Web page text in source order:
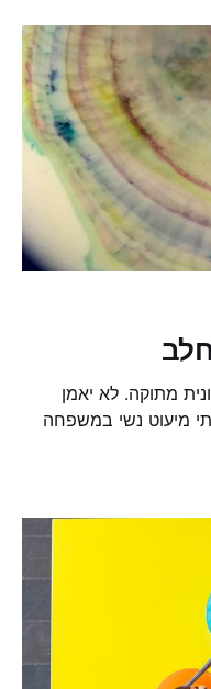
מתוקה. לא יאמן
מיעוט נשי במשפחה